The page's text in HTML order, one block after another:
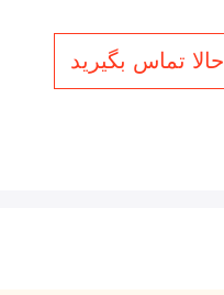
حالا تماس بگیرید